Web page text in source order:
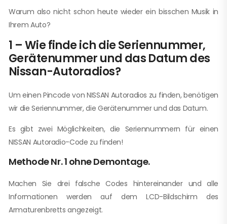
Warum also nicht schon heute wieder ein bisschen Musik in
Ihrem Auto?
1 – Wie finde ich die Seriennummer,
Gerätenummer und das Datum des
Nissan-Autoradios?
Um einen Pincode von NISSAN Autoradios zu finden, benötigen
wir die Seriennummer, die Gerätenummer und das Datum.
Es gibt zwei Möglichkeiten, die Seriennummern für einen
NISSAN Autoradio-Code zu finden!
Methode Nr. 1 ohne Demontage.
Machen Sie drei falsche Codes hintereinander und alle
Informationen werden auf dem LCD-Bildschirm des
Armaturenbretts angezeigt.